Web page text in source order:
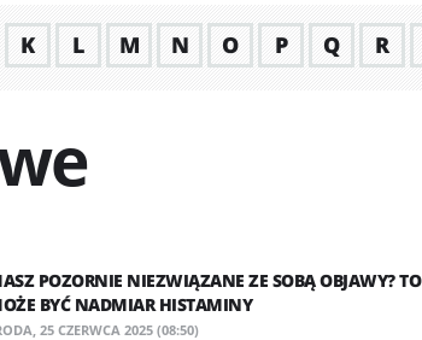
K L M N O P Q R
POZORNIE NIEZWIĄZANE ZE SOBĄ OBJAWY? TO
BYĆ NADMIAR HISTAMINY
25 CZERWCA 2025 (08:50)